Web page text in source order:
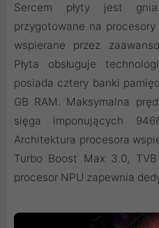
Sercem płyty jest
przygotowane na
wspierane przez
Płyta obsługuje
posiada cztery banki
GB RAM. Maksymalna
sięga imponujących
Architektura procesora
Turbo Boost Max 3.0,
procesor NPU zapewnia